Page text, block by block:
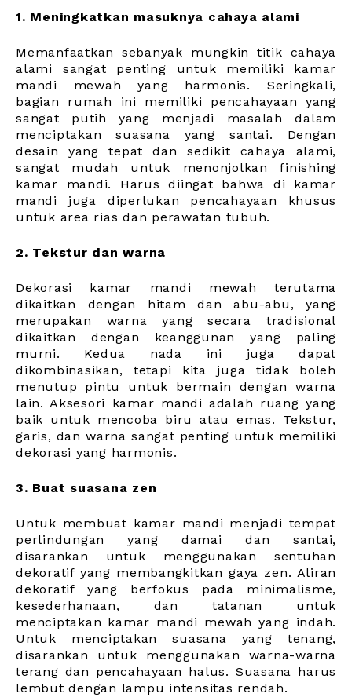
1. Meningkatkan masuknya cahaya alami
Memanfaatkan sebanyak mungkin titik cahaya
alami sangat penting untuk memiliki kamar
mandi mewah yang harmonis. Seringkali,
bagian rumah ini memiliki pencahayaan yang
sangat putih yang menjadi masalah dalam
menciptakan suasana yang santai. Dengan
desain yang tepat dan sedikit cahaya alami,
sangat mudah untuk menonjolkan finishing
kamar mandi. Harus diingat bahwa di kamar
mandi juga diperlukan pencahayaan khusus
untuk area rias dan perawatan tubuh.
2. Tekstur dan warna
Dekorasi kamar mandi mewah terutama
dikaitkan dengan hitam dan abu-abu, yang
merupakan warna yang secara tradisional
dikaitkan dengan keanggunan yang paling
murni. Kedua nada ini juga dapat
dikombinasikan, tetapi kita juga tidak boleh
menutup pintu untuk bermain dengan warna
lain. Aksesori kamar mandi adalah ruang yang
baik untuk mencoba biru atau emas. Tekstur,
garis, dan warna sangat penting untuk memiliki
dekorasi yang harmonis.
3. Buat suasana zen
Untuk membuat kamar mandi menjadi tempat
perlindungan yang damai dan santai,
disarankan untuk menggunakan sentuhan
dekoratif yang membangkitkan gaya zen. Aliran
dekoratif yang berfokus pada minimalisme,
kesederhanaan, dan tatanan untuk
menciptakan kamar mandi mewah yang indah.
Untuk menciptakan suasana yang tenang,
disarankan untuk menggunakan warna-warna
terang dan pencahayaan halus. Suasana harus
lembut dengan lampu intensitas rendah.